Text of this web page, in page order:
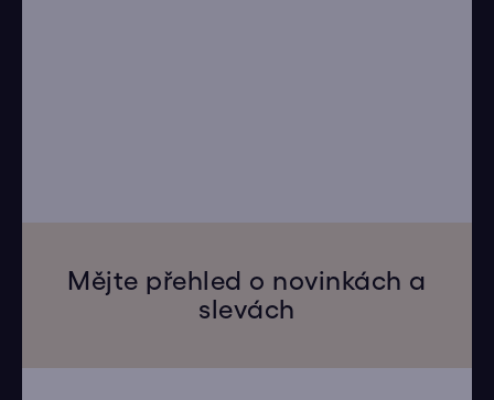
Mějte přehled o novinkách a
slevách